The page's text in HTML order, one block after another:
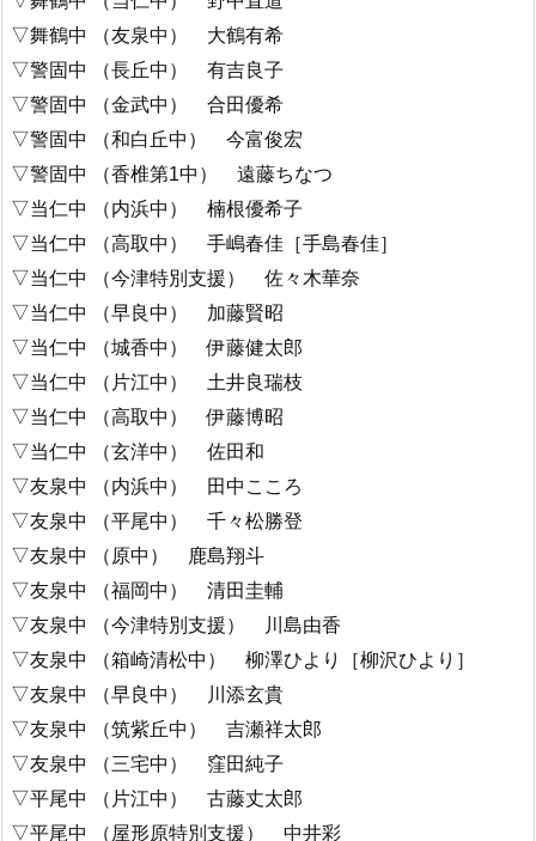
▽舞鶴中 （友泉中） 大鶴有希
▽警固中 （長丘中） 有吉良子
▽警固中 （金武中） 合田優希
▽警固中 （和白丘中） 今富俊宏
▽警固中 （香椎第1中） 遠藤ちなつ
▽当仁中 （内浜中） 楠根優希子
▽当仁中 （高取中） 手嶋春佳［手島春佳］
▽当仁中 （今津特別支援） 佐々木華奈
▽当仁中 （早良中） 加藤賢昭
▽当仁中 （城香中） 伊藤健太郎
▽当仁中 （片江中） 土井良瑞枝
▽当仁中 （高取中） 伊藤博昭
▽当仁中 （玄洋中） 佐田和
▽友泉中 （内浜中） 田中こころ
▽友泉中 （平尾中） 千々松勝登
▽友泉中 （原中） 鹿島翔斗
▽友泉中 （福岡中） 清田圭輔
▽友泉中 （今津特別支援） 川島由香
▽友泉中 （箱崎清松中） 柳澤ひより［柳沢ひより］
▽友泉中 （早良中） 川添玄貴
▽友泉中 （筑紫丘中） 吉瀬祥太郎
▽友泉中 （三宅中） 窪田純子
▽平尾中 （片江中） 古藤丈太郎
▽平尾中 （屋形原特別支援） 中井彩